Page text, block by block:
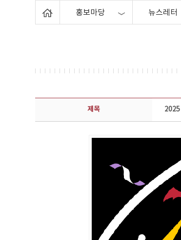
홍보마당 뉴스레터
뉴스레터 상세보기 - 제목, 담당부서, 담당자, 담당연락처, 내용, 첨부파일 정보 제공
제목 2025